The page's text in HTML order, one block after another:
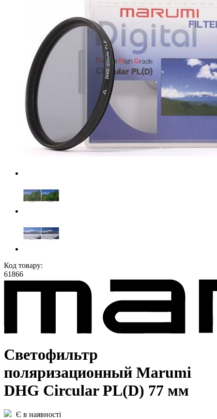
Код товару:
61866
Светофильтр
поляризационный Marumi
DHG Circular PL(D) 77 мм
Є в наявності